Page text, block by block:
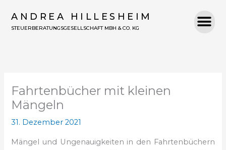
InhaltANDREA HILLESHEIM
STEUERBERATUNGSGESELLSCHAFT MBH & CO. KG
Fahrtenbücher mit kleinen
Mängeln
31. Dezember 2021
Mängel und Ungenauigkeiten in den Fahrtenbüchern